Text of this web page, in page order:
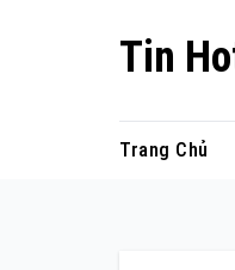
Tin
Trang Chủ